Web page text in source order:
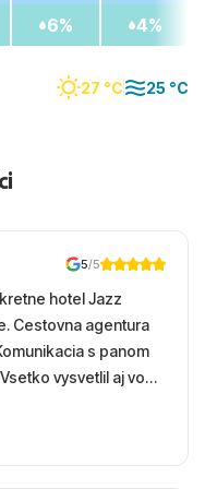
27 °C 25 °C
6% 4%
5/5
hotel Jazz
Cestovna agentura
s panom
vysvetlil aj vo
Hotel
more,